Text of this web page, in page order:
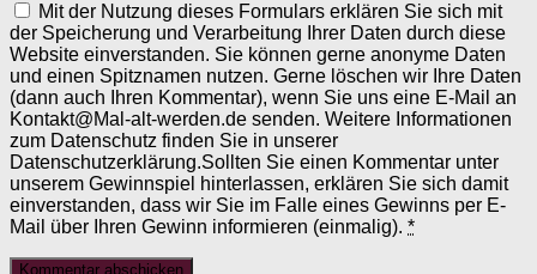
Mit der Nutzung dieses Formulars erklären Sie sich mit
der Speicherung und Verarbeitung Ihrer Daten durch diese
Website einverstanden. Sie können gerne anonyme Daten
und einen Spitznamen nutzen. Gerne löschen wir Ihre Daten
(dann auch Ihren Kommentar), wenn Sie uns eine E-Mail an
Kontakt@Mal-alt-werden.de senden. Weitere Informationen
zum Datenschutz finden Sie in unserer
Datenschutzerklärung.Sollten Sie einen Kommentar unter
unserem Gewinnspiel hinterlassen, erklären Sie sich damit
einverstanden, dass wir Sie im Falle eines Gewinns per E-
Mail über Ihren Gewinn informieren (einmalig). *